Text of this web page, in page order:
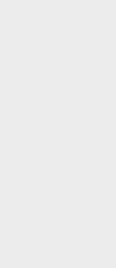
set; }
}